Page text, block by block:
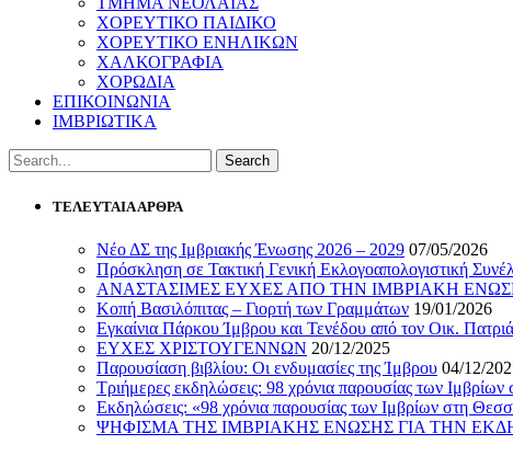
ΧΟΡΕΥΤΙΚΟ ΠΑΙΔΙΚΟ
ΧΟΡΕΥΤΙΚΟ ΕΝΗΛΙΚΩΝ
ΧΑΛΚΟΓΡΑΦΙΑ
ΧΟΡΩΔΙΑ
ΕΠΙΚΟΙΝΩΝΙΑ
ΙΜΒΡΙΩΤΙΚΑ
ΤΕΛΕΥΤΑΙΑ ΑΡΘΡΑ
Νέο ΔΣ της Ιμβριακής Ένωσης 2026 – 2029 07/05/2026
Πρόσκληση σε Τακτική Γενική Εκλογοαπολογιστική
ΑΝΑΣΤΑΣΙΜΕΣ ΕΥΧΕΣ ΑΠΟ ΤΗΝ ΙΜΒΡΙΑΚΗ
Κοπή Βασιλόπιτας – Γιορτή των Γραμμάτων 19/01/2026
Εγκαίνια Πάρκου Ίμβρου και Τενέδου από τον Οικ.
ΕΥΧΕΣ ΧΡΙΣΤΟΥΓΕΝΝΩΝ 20/12/2025
Παρουσίαση βιβλίου: Οι ενδυμασίες της Ίμβρου 04/12/
Τριήμερες εκδηλώσεις: 98 χρόνια παρουσίας των
Εκδηλώσεις: «98 χρόνια παρουσίας των Ιμβρίων στη
ΨΗΦΙΣΜΑ ΤΗΣ ΙΜΒΡΙΑΚΗΣ ΕΝΩΣΗΣ ΓΙΑ ΤΗΝ